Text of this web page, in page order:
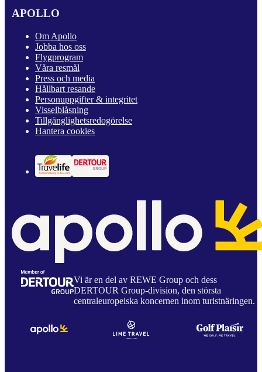
APOLLO
Om Apollo
Jobba hos oss
Flygprogram
Våra resmål
Press och media
Hållbart resande
Personuppgifter & integritet
Visselblåsning
Tillgänglighetsredogörelse
Hantera cookies
Vi är en del av REWE Group och dess
DERTOUR Group-division, den största
centraleuropeiska koncernen inom turistnäringen.